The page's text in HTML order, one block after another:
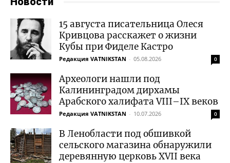
15 августа писательница Олеся
Кривцова расскажет о жизни
Кубы при Фиделе Кастро
Редакция VATNIKSTAN - 05.08.2026 0
Археологи нашли под
Калининградом дирхамы
Арабского халифата VIII–IX веков
Редакция VATNIKSTAN - 10.07.2026 0
В Ленобласти под обшивкой
сельского магазина обнаружили
деревянную церковь XVII века